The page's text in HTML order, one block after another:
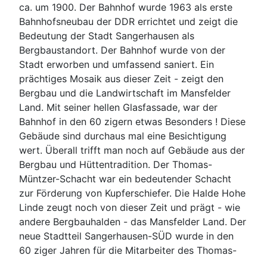
ca. um 1900. Der Bahnhof wurde 1963 als erste
Bahnhofsneubau der DDR errichtet und zeigt die
Bedeutung der Stadt Sangerhausen als
Bergbaustandort. Der Bahnhof wurde von der
Stadt erworben und umfassend saniert. Ein
prächtiges Mosaik aus dieser Zeit - zeigt den
Bergbau und die Landwirtschaft im Mansfelder
Land. Mit seiner hellen Glasfassade, war der
Bahnhof in den 60 zigern etwas Besonders ! Diese
Gebäude sind durchaus mal eine Besichtigung
wert. Überall trifft man noch auf Gebäude aus der
Bergbau und Hüttentradition. Der Thomas-
Müntzer-Schacht war ein bedeutender Schacht
zur Förderung von Kupferschiefer. Die Halde Hohe
Linde zeugt noch von dieser Zeit und prägt - wie
andere Bergbauhalden - das Mansfelder Land. Der
neue Stadtteil Sangerhausen-SÜD wurde in den
60 ziger Jahren für die Mitarbeiter des Thomas-